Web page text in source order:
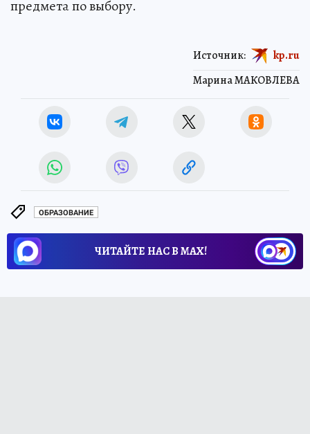
предмета по выбору.
Марина МАКОВЛЕВА
Источник: kp.ru
ОБРАЗОВАНИЕ
ЧИТАЙТЕ НАС В МАХ!